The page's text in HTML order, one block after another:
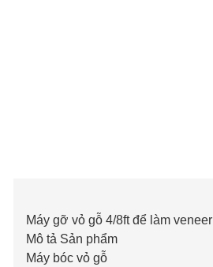
Máy gỡ vỏ gỗ 4/8ft để làm veneer
Mô tả Sản phẩm
Máy bóc vỏ gỗ